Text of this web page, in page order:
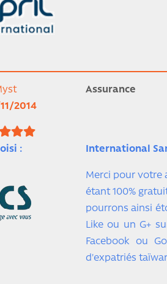
2014
Assurance
: International
Merci pour votre
étant 100%
pourrons ainsi
Like ou un G+
Facebook ou
d'expatriés